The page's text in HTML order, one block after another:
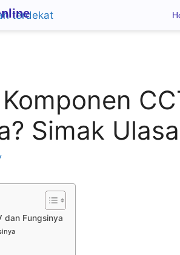
Simak
dan Fungsinya